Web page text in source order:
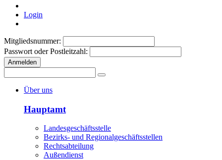
Login
Mitgliedsnummer:
Passwort oder Postleitzahl:
Anmelden
Über uns
Hauptamt
Landesgeschäftsstelle
Bezirks- und Regionalgeschäftsstellen
Rechtsabteilung
Außendienst